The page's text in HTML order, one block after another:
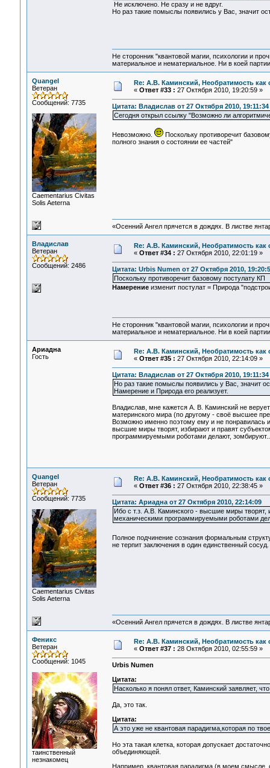
Не исключено. Не сразу и не вдруг.
Но раз такие помыслы появились у Вас, значит
Не сторонник "квантовой магии, психологии и
материальное и нематериальное. Ни в коей
Quangel
Ветеран
Сообщений: 7735
Сaementarius Civitas
Solis Aeterna
Re: А.В. Каминский, Необратимость как
« Ответ #33 : 27 Октября 2010, 19:20:59 »
Цитата: Владислав от 27 Октября 2010, 19:11:34
Сегодня открыл ссылку "Возможно ли
Невозможно.
Поскольку противоречит
полного знания о состоянии ее частей"
«Осенний Ангел прячется в дождях. В листве
Владислав
Ветеран
Сообщений: 2486
Re: А.В. Каминский, Необратимость как
« Ответ #34 : 27 Октября 2010, 22:01:19 »
Цитата: Urbis Numen от 27 Октября 2010,
Поскольку противоречит базовому постулату КП
Намерение изменит постулат = Природа
Не сторонник "квантовой магии, психологии и
материальное и нематериальное. Ни в коей
Ариадна
Гость
Re: А.В. Каминский, Необратимость как
« Ответ #35 : 27 Октября 2010, 22:14:09 »
Цитата: Владислав от 27 Октября 2010, 19:11:34
Но раз такие помыслы появились у Вас, значит
Намерение и Природа его реализует.
Владислав, мне кажется А. В. Каминский не
материнского мира (по другому - своё высшее
Возможно именно поэтому ему и не понравилась
высшие миры творят, избирают и правят
программируемыми роботами делают,
Quangel
Ветеран
Сообщений: 7735
Сaementarius Civitas
Solis Aeterna
Re: А.В. Каминский, Необратимость как
« Ответ #36 : 27 Октября 2010, 22:38:45 »
Цитата: Ариадна от 27 Октября 2010, 22:14:09
Ибо с т.з. А.В. Каминского - высшие миры
механическими программируемыми роботами
Полное подчинение сознания формальным
не терпит заключения в один единственный сосуд.
«Осенний Ангел прячется в дождях. В листве
Феникс
Ветеран
Сообщений: 1045
таинственный
незнакомец
Re: А.В. Каминский, Необратимость как
« Ответ #37 : 28 Октября 2010, 02:55:59 »
Urbis Numen
Цитата:
Насколько я понял ответ, Каминский заявляет,
Да, это так.
Цитата:
А это уже не квантовая парадигма,которая по
Но эта такая клетка, которая допускает
объединяющей.
Например, квантовая парадигма (в моем смысле,